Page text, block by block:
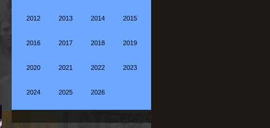
2012 2013 2014 2015
2016 2017 2018 2019
2020 2021 2022 2023
2024 2025 2026